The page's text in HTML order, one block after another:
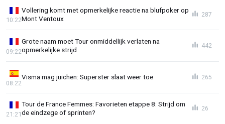
Vollering komt met opmerkelijke reactie na blufpoker op
Mont Ventoux
10:22
287
Grote naam moet Tour onmiddellijk verlaten na
opmerkelijke strijd
09:22
442
Visma mag juichen: Superster slaat weer toe
08:22
265
Tour de France Femmes: Favorieten etappe 8: Strijd om
de eindzege of sprinten?
21:21
26